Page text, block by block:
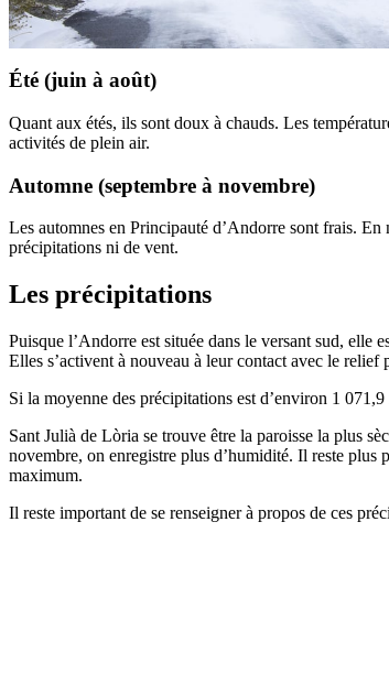
Été (juin à août)
Quant aux étés, ils sont doux à chauds. Les
activités de plein air.
Automne (septembre à novembre)
Les automnes en Principauté d’Andorre sont frais. En
précipitations ni de vent.
Les précipitations
Puisque l’Andorre est située dans le versant sud, elle
Elles s’activent à nouveau à leur contact avec le relief
Si la moyenne des précipitations est d’environ 1
Sant Julià de Lòria se trouve être la paroisse la plus
novembre, on enregistre plus d’humidité. Il reste plus
maximum.
Il reste important de se renseigner à propos de ces